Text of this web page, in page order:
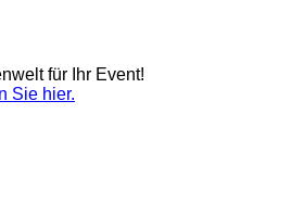
für Ihr Event!
Sie hier.